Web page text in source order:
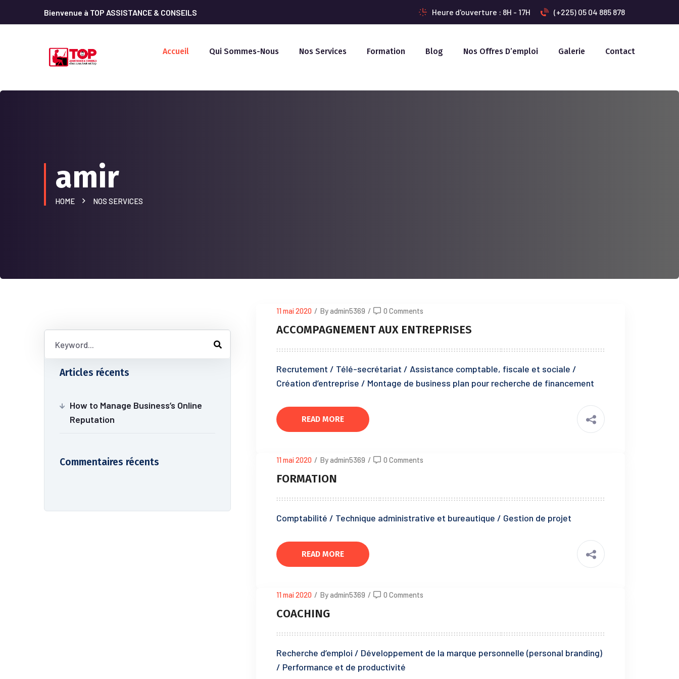
Bienvenue à TOP ASSISTANCE & CONSEILS Heure d'ouverture : 8H - 17H (+225) 05 04 885 878
Accueil Qui Sommes-Nous Nos Services Formation Blog Nos Offres D’emploi Galerie Contact
amir
HOME NOS SERVICES
Articles récents
How to Manage Business’s Online
Reputation
Commentaires récents
11 mai 2020 / By admin5369 / 0 Comments
ACCOMPAGNEMENT AUX ENTREPRISES
Recrutement / Télé-secrétariat / Assistance comptable, fiscale et sociale /
Création d’entreprise / Montage de business plan pour recherche de financement
READ MORE
11 mai 2020 / By admin5369 / 0 Comments
FORMATION
Comptabilité / Technique administrative et bureautique / Gestion de projet
READ MORE
11 mai 2020 / By admin5369 / 0 Comments
COACHING
Recherche d’emploi / Développement de la marque personnelle (personal branding)
/ Performance et de productivité